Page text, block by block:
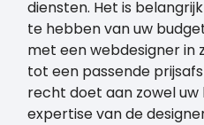
diensten. Het is
te hebben van uw
met een webdesigner in
tot een passende
recht doet aan zowel
expertise van de